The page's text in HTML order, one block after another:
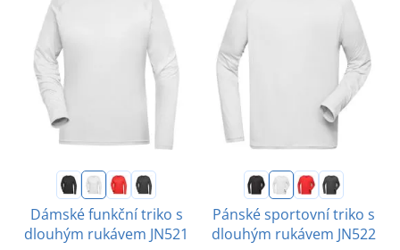
Dámské funkční triko s
dlouhým rukávem JN521
Pánské sportovní triko s
dlouhým rukávem JN522